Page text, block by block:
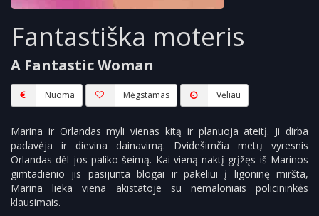
Fantastiška moteris
A Fantastic Woman
Nuoma Mėgstamas Vėliau
Marina ir Orlandas myli vienas kitą ir planuoja ateitį. Ji dirba
padavėja ir dievina dainavimą. Dvidešimčia metų vyresnis
Orlandas dėl jos paliko šeimą. Kai vieną naktį grįžęs iš Marinos
gimtadienio jis pasijunta blogai ir pakeliui į ligoninę miršta,
Marina lieka viena akistatoje su nemaloniais policininkės
klausimais.